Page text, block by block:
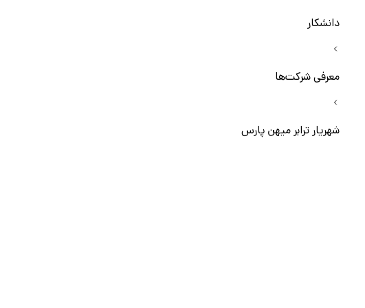
دانشکار
معرفی شرکت‌ها
شهریار ترابر میهن پارس